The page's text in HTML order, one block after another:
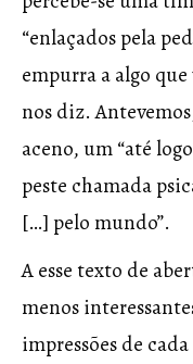
“enlaçados pela
empurra a algo
nos diz.
aceno, um “até
peste chamada
[…] pelo mundo”.
A esse texto de
menos
impressões de